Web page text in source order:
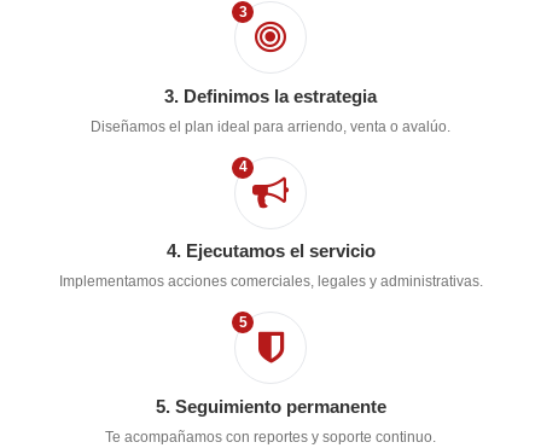
3
3. Definimos la estrategia
Diseñamos el plan ideal para arriendo, venta o avalúo.
4
4. Ejecutamos el servicio
Implementamos acciones comerciales, legales y administrativas.
5
5. Seguimiento permanente
Te acompañamos con reportes y soporte continuo.